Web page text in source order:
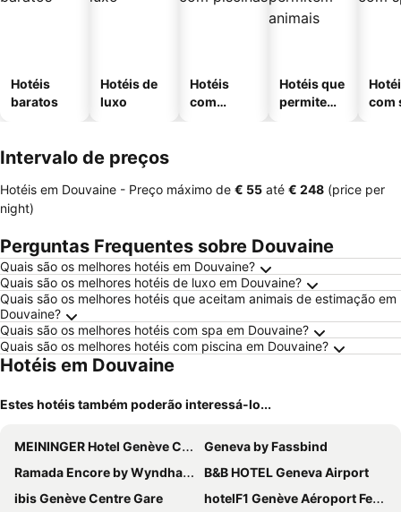
Hotéis
baratos
Hotéis de
luxo
Hotéis
com
Hotéis que
permitem
com
Intervalo de preços
Hotéis em Douvaine - Preço máximo de ‎€ 55 até ‎€ 248 (price per
night)
Perguntas Frequentes sobre Douvaine
Quais são os melhores hotéis em Douvaine?
Quais são os melhores hotéis de luxo em Douvaine?
Quais são os melhores hotéis que aceitam animais de estimação em
Douvaine?
Quais são os melhores hotéis com spa em Douvaine?
Quais são os melhores hotéis com piscina em Douvaine?
Hotéis em Douvaine
Estes hotéis também poderão interessá-lo...
MEININGER Hotel Genève Centre Charmilles
Geneva by Fassbind
Ramada Encore by Wyndham Geneva
B&B HOTEL Geneva Airport
ibis Genève Centre Gare
hotelF1 Genève Aéroport Ferney